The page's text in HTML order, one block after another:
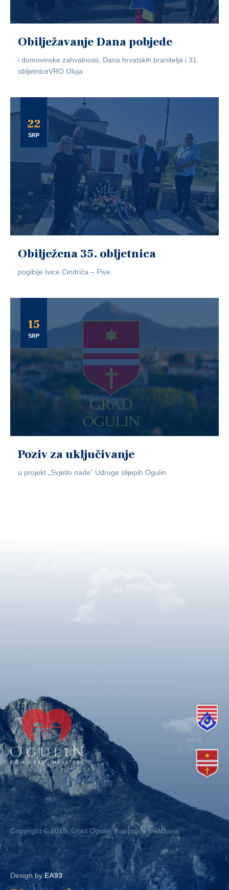
Obilježavanje Dana pobjede
i domovinske zahvalnosti, Dana hrvatskih branitelja i 31.
obljetniceVRO Oluja
22
SRP
Obilježena 35. obljetnica
pogibije Ivice Cindrića – Pive
15
SRP
Poziv za uključivanje
u projekt „Svjetlo nade” Udruge slijepih Ogulin
Copyright © 2018. Grad Ogulin, sva prava pridržana.
Design by EA93
Kontakt